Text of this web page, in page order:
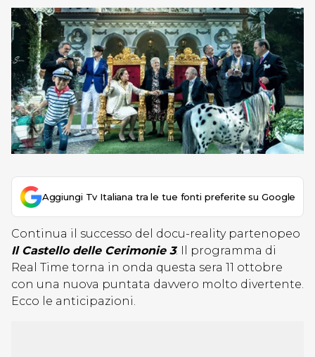
Aggiungi Tv Italiana tra le tue fonti preferite su Google
Continua il successo del docu-reality partenopeo
Il Castello delle Cerimonie 3. Il programma di
Real Time torna in onda questa sera 11 ottobre
con una nuova puntata davvero molto divertente.
Ecco le anticipazioni.